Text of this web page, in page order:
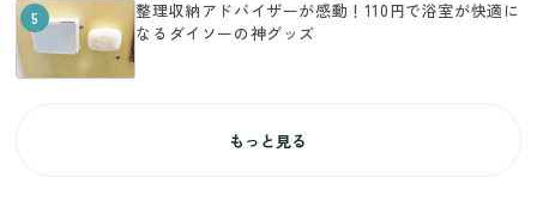
5
整理収納アドバイザーが感動！110円で浴室が快適に
なるダイソーの神グッズ
もっと見る